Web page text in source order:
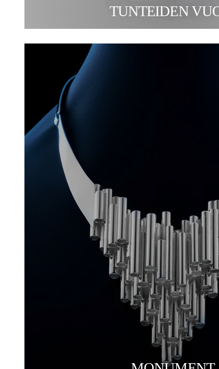
TUNTEIDEN